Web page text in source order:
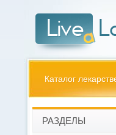
Каталог
РАЗДЕЛЫ